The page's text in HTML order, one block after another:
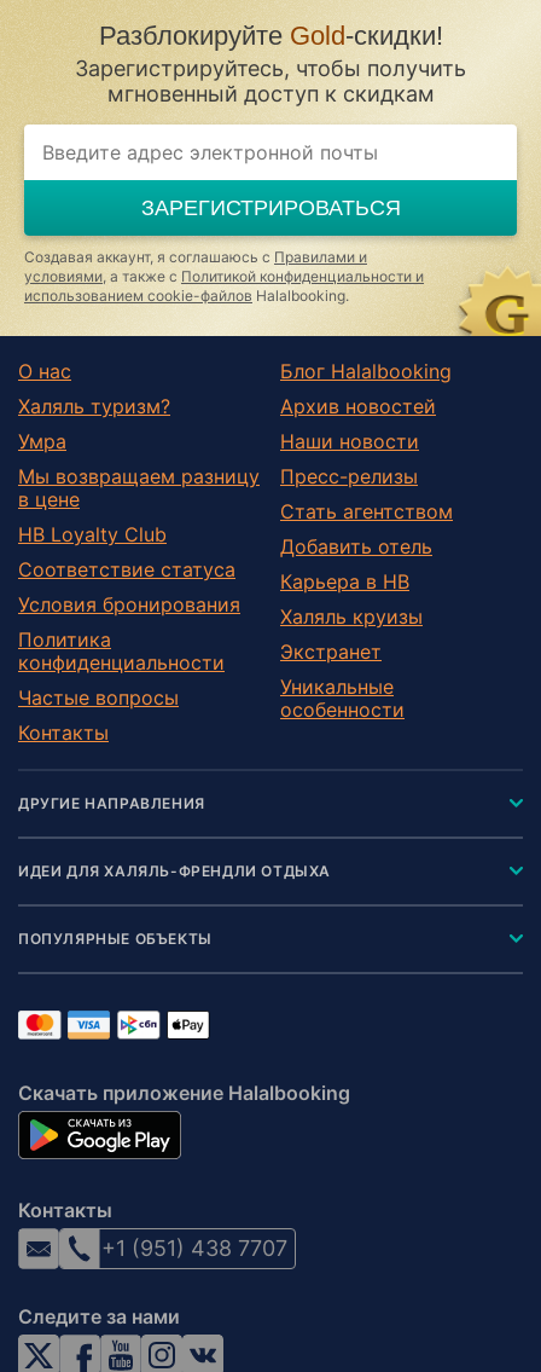
Разблокируйте Gold-скидки!
Зарегистрируйтесь, чтобы получить
мгновенный доступ к скидкам
ЗАРЕГИСТРИРОВАТЬСЯ
Создавая аккаунт, я соглашаюсь с Правилами и
условиями , а также с Политикой конфиденциальности и
использованием cookie-файлов Halalbooking.
О нас
Халяль туризм?
Умра
Мы возвращаем разницу
в цене
HB Loyalty Club
Соответствие статуса
Условия бронирования
Политика
конфиденциальности
Частые вопросы
Контакты
Блог Halalbooking
Архив новостей
Наши новости
Пресс-релизы
Стать агентством
Добавить отель
Карьера в HB
Халяль круизы
Экстранет
Уникальные
особенности
ДРУГИЕ НАПРАВЛЕНИЯ
ИДЕИ ДЛЯ ХАЛЯЛЬ-ФРЕНДЛИ ОТДЫХА
ПОПУЛЯРНЫЕ ОБЪЕКТЫ
Скачать приложение Halalbooking
Контакты
+1 (951) 438 7707
Следите за нами